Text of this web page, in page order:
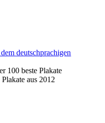
deutschprachigen
100 beste Plakate
aus 2012